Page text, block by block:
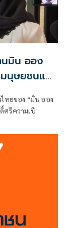
มิน ออง
นุษยชนแต่
ทยของ “มิน ออง
ศรีความเป็